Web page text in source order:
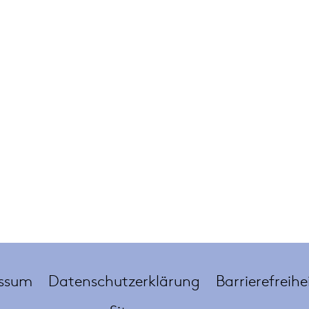
Datenschutzerklärung